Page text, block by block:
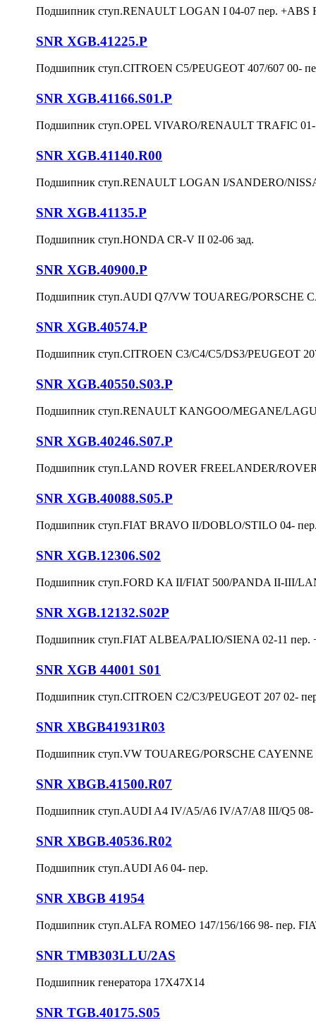
Подшипник ступ.RENAULT LOGAN I 04-07 пер. +ABS
SNR XGB.41225.P
Подшипник ступ.CITROEN C5/PEUGEOT 407/607 00-
SNR XGB.41166.S01.P
Подшипник ступ.OPEL VIVARO/RENAULT TRAFIC 01-
SNR XGB.41140.R00
Подшипник ступ.RENAULT LOGAN I/SANDERO/
SNR XGB.41135.P
Подшипник ступ.HONDA CR-V II 02-06 зад.
SNR XGB.40900.P
Подшипник ступ.AUDI Q7/VW TOUAREG/PORSCHE
SNR XGB.40574.P
Подшипник ступ.CITROEN C3/C4/C5/DS3/PEUGEOT
SNR XGB.40550.S03.P
Подшипник ступ.RENAULT KANGOO/MEGANE/
SNR XGB.40246.S07.P
Подшипник ступ.LAND ROVER FREELANDER/ROVER
SNR XGB.40088.S05.P
Подшипник ступ.FIAT BRAVO II/DOBLO/STILO 04-
SNR XGB.12306.S02
Подшипник ступ.FORD KA II/FIAT 500/PANDA II-III/
SNR XGB.12132.S02P
Подшипник ступ.FIAT ALBEA/PALIO/SIENA 02-11 пер.
SNR XGB 44001 S01
Подшипник ступ.CITROEN C2/C3/PEUGEOT 207 02-
SNR XBGB41931R03
Подшипник ступ.VW TOUAREG/PORSCHE CAYENNE
SNR XBGB.41500.R07
Подшипник ступ.AUDI A4 IV/A5/A6 IV/A7/A8 III/Q5 08-
SNR XBGB.40536.R02
Подшипник ступ.AUDI A6 04- пер.
SNR XBGB 41954
Подшипник ступ.ALFA ROMEO 147/156/166 98- пер.
SNR TMB303LLU/2AS
Подшипник генератора 17X47X14
SNR TGB.40175.S05